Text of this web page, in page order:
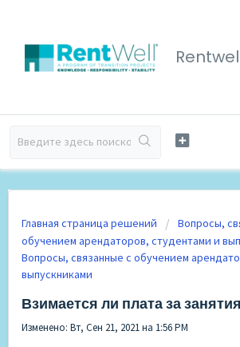
Главная страница решений
Вопросы,
обучением арендаторов, студентами и
Вопросы, связанные с обучением
выпускниками
Взимается ли плата за
Изменено: Вт, Сен 21, 2021 на 1:56 PM